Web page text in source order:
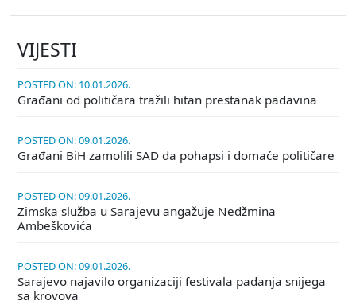
VIJESTI
POSTED ON: 10.01.2026.
Građani od političara tražili hitan prestanak padavina
POSTED ON: 09.01.2026.
Građani BiH zamolili SAD da pohapsi i domaće političare
POSTED ON: 09.01.2026.
Zimska služba u Sarajevu angažuje Nedžmina
Ambeškovića
POSTED ON: 09.01.2026.
Sarajevo najavilo organizaciji festivala padanja snijega
sa krovova